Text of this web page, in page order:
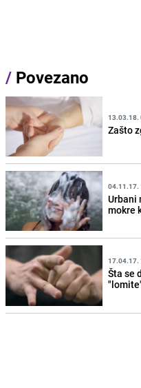
/ Povezano
13.03.18.
Zašto
04.11.17.
Urbani
mokre
17.04.17.
Šta se